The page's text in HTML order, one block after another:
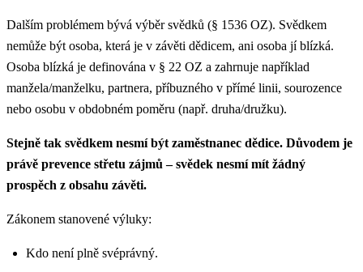
Dalším problémem bývá výběr svědků (§ 1536 OZ). Svědkem
nemůže být osoba, která je v závěti dědicem, ani osoba jí blízká.
Osoba blízká je definována v § 22 OZ a zahrnuje například
manžela/manželku, partnera, příbuzného v přímé linii, sourozence
nebo osobu v obdobném poměru (např. druha/družku).
Stejně tak svědkem nesmí být zaměstnanec dědice. Důvodem je
právě prevence střetu zájmů – svědek nesmí mít žádný
prospěch z obsahu závěti.
Zákonem stanovené výluky:
Kdo není plně svéprávný.